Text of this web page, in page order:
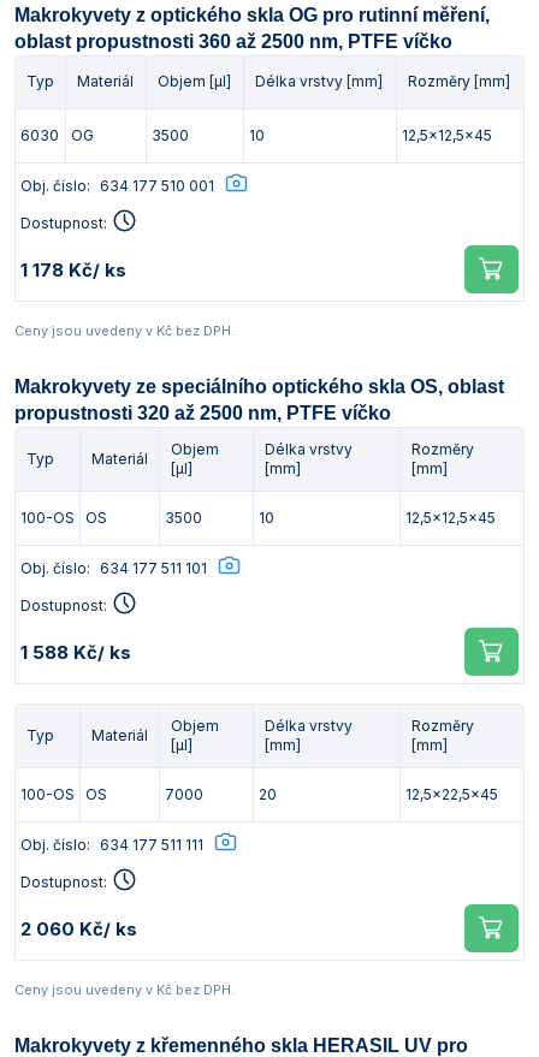
Makrokyvety z optického skla OG pro rutinní měření,
oblast propustnosti 360 až 2500 nm, PTFE víčko
Typ Materiál Objem [µl] Délka vrstvy [mm] Rozměry [mm]
6030 OG 3500 10 12,5x12,5x45
Obj. číslo: 634 177 510 001
Dostupnost:
1 178 Kč/ ks
Ceny jsou uvedeny v Kč bez DPH.
Makrokyvety ze speciálního optického skla OS, oblast
propustnosti 320 až 2500 nm, PTFE víčko
Typ Materiál
Objem
[µl]
Délka vrstvy
[mm]
Rozměry
[mm]
100-OS OS 3500 10 12,5x12,5x45
Obj. číslo: 634 177 511 101
Dostupnost:
1 588 Kč/ ks
Typ Materiál
Objem
[µl]
Délka vrstvy
[mm]
Rozměry
[mm]
100-OS OS 7000 20 12,5x22,5x45
Obj. číslo: 634 177 511 111
Dostupnost:
2 060 Kč/ ks
Ceny jsou uvedeny v Kč bez DPH.
Makrokyvety z křemenného skla HERASIL UV pro
Vlastnosti skla a porcelánu
Zátky a uzávěry
Vlastnosti plastů
Teploměry, vlhkoměry a další přístroje pro
měření prostředí (klimatu)
Titrátory
Turbidimetry (měření zákalu)
Váhy
Vlhkostní analyzátory - váhy sušicí
Viskozimetry